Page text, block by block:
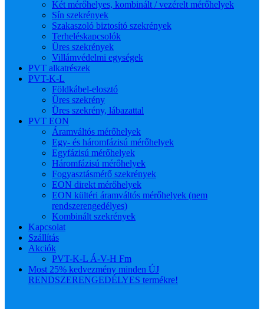
Két mérőhelyes, kombinált / vezérelt mérőhelyek
Sín szekrények
Szakaszoló biztosító szekrények
Terheléskapcsolók
Üres szekrények
Villámvédelmi egységek
PVT alkatrészek
PVT-K-L
Földkábel-elosztó
Üres szekrény
Üres szekrény, lábazattal
PVT EON
Áramváltós mérőhelyek
Egy- és háromfázisú mérőhelyek
Egyfázisú mérőhelyek
Háromfázisú mérőhelyek
Fogyasztásmérő szekrények
EON direkt mérőhelyek
EON kültéri áramváltós mérőhelyek (nem
rendszerengedélyes)
Kombinált szekrények
Kapcsolat
Szállítás
Akciók
PVT-K-L Á-V-H Fm
Most 25% kedvezmény minden ÚJ
RENDSZERENGEDÉLYES termékre!